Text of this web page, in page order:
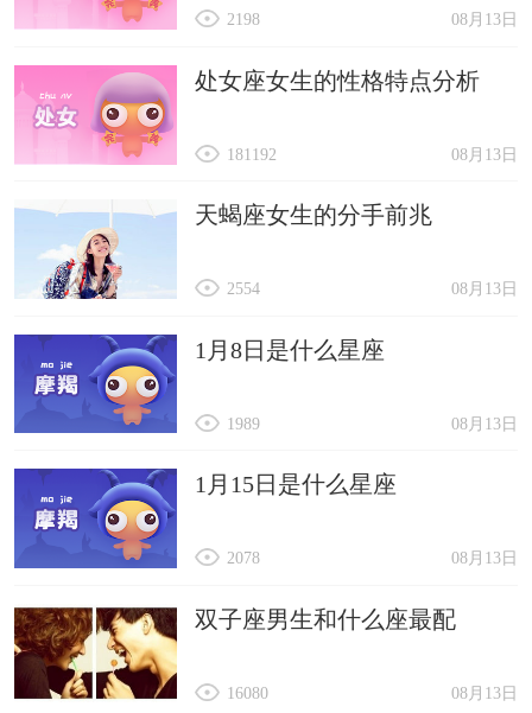
08月13日
2198
处女座女生的性格特点分析
08月13日
181192
天蝎座女生的分手前兆
08月13日
2554
1月8日是什么星座
08月13日
1989
1月15日是什么星座
08月13日
2078
双子座男生和什么座最配
08月13日
16080